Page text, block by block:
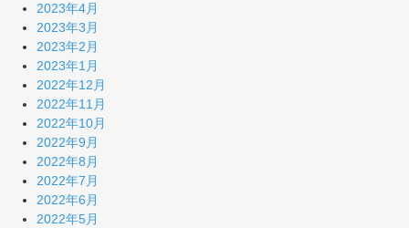
2023年4月
2023年3月
2023年2月
2023年1月
2022年12月
2022年11月
2022年10月
2022年9月
2022年8月
2022年7月
2022年6月
2022年5月